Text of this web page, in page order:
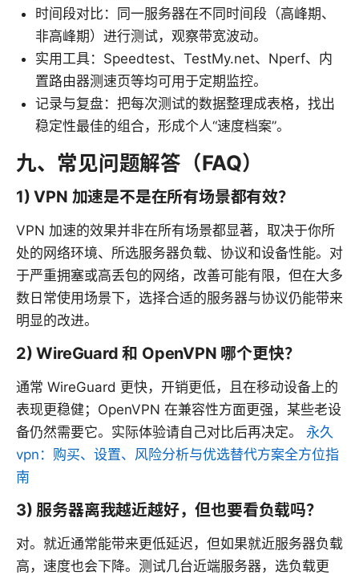
时间段对比：同一服务器在不同时间段（高峰期、
非高峰期）进行测试，观察带宽波动。
实用工具：Speedtest、TestMy.net、Nperf、内
置路由器测速页等均可用于定期监控。
记录与复盘：把每次测试的数据整理成表格，找出
稳定性最佳的组合，形成个人“速度档案”。
九、常见问题解答（FAQ）
1) VPN 加速是不是在所有场景都有效？
VPN 加速的效果并非在所有场景都显著，取决于你所
处的网络环境、所选服务器负载、协议和设备性能。对
于严重拥塞或高丢包的网络，改善可能有限，但在大多
数日常使用场景下，选择合适的服务器与协议仍能带来
明显的改进。
2) WireGuard 和 OpenVPN 哪个更快？
通常 WireGuard 更快，开销更低，且在移动设备上的
表现更稳健；OpenVPN 在兼容性方面更强，某些老设
备仍然需要它。实际体验请自己对比后再决定。 永久
vpn：购买、设置、风险分析与优选替代方案全方位指
南
3) 服务器离我越近越好，但也要看负载吗？
对。就近通常能带来更低延迟，但如果就近服务器负载
高，速度也会下降。测试几台近端服务器，选负载更